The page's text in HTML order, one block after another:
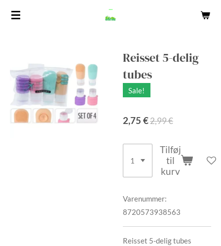
Spring
Reisset 5-delig
tubes
Sale!
2,75 €2,99 €
Tilføj
til
kurv
Varenummer:
8720573938563
Reisset 5-delig tubes